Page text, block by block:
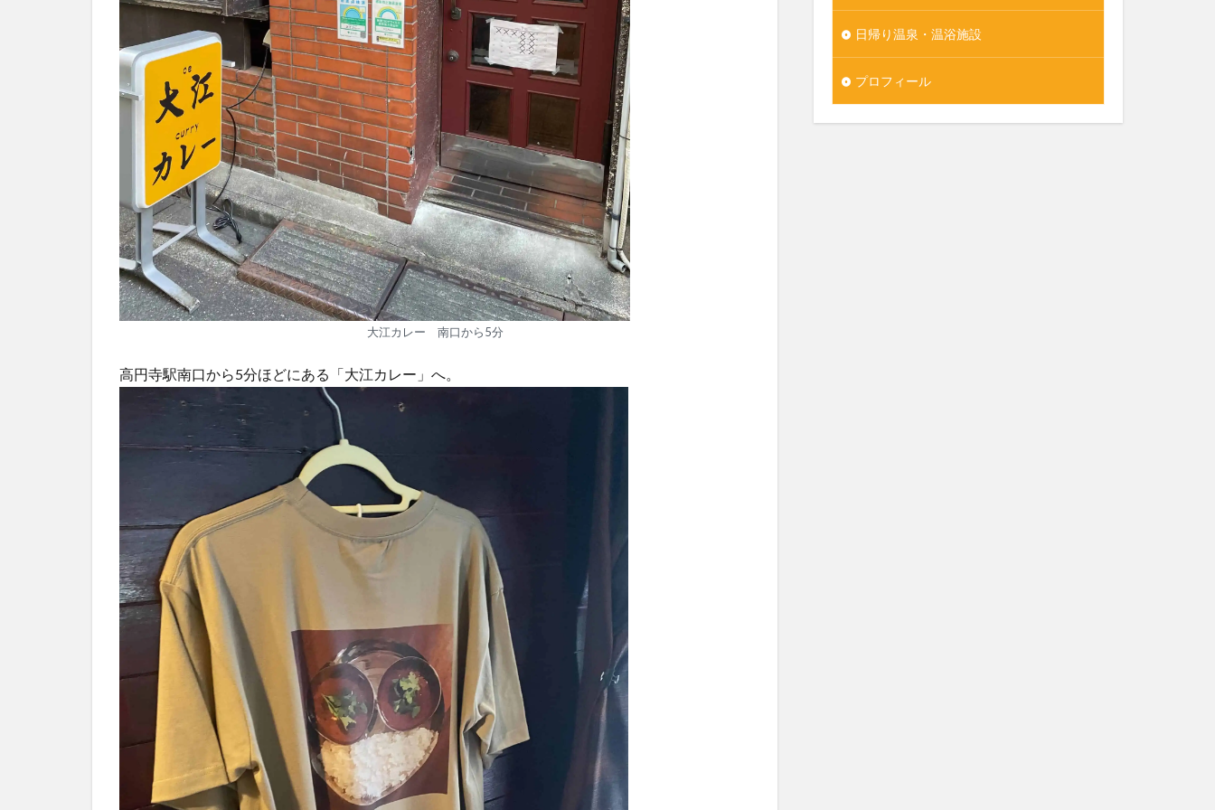
大江カレー 南口から5分
高円寺駅南口から5分ほどにある「大江カレー」へ。
日帰り温泉・温浴施設
プロフィール